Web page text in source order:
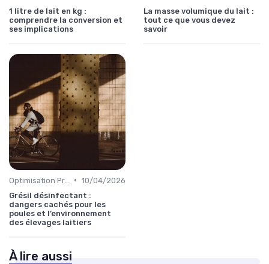
1 litre de lait en kg :
comprendre la conversion et
ses implications
La masse volumique du lait :
tout ce que vous devez
savoir
• 10/04/2026
Grésil désinfectant :
dangers cachés pour les
poules et l’environnement
des élevages laitiers
À lire aussi